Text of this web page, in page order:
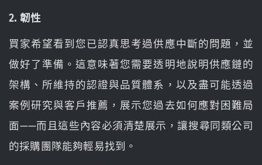
2. 韌性
買家希望看到您已認真思考過供應中斷的問題，並
做好了準備。這意味著您需要透明地說明供應鏈的
架構、所維持的認證與品質體系，以及盡可能透過
案例研究與客戶推薦，展示您過去如何應對困難局
面——而且這些內容必須清楚展示，讓搜尋同類公司
的採購團隊能夠輕易找到。